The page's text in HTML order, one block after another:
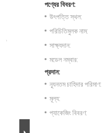
পণ্যের বিবরণ:
উৎপত্তি স্থল:
পরিচিতিমুলক নাম:
সাক্ষ্যদান:
মডেল নম্বার:
প্রদান:
ন্যূনতম চাহিদার পরিমাণ:
মূল্য:
প্যাকেজিং বিবরণ: